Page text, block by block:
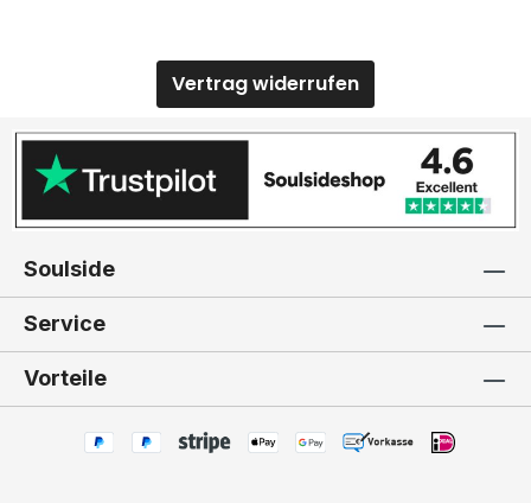
Vertrag widerrufen
Soulside
Service
Vorteile